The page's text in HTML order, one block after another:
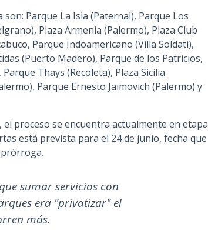
Parque La Isla (Paternal), Parque Los
Plaza Armenia (Palermo), Plaza Club
Parque Indoamericano (Villa Soldati),
(Puerto Madero), Parque de los Patricios,
Thays (Recoleta), Plaza Sicilia
Parque Ernesto Jaimovich (Palermo) y
el proceso se encuentra actualmente en etapa
está prevista para el 24 de junio, fecha que
sumar servicios con
era "privatizar" el
más.